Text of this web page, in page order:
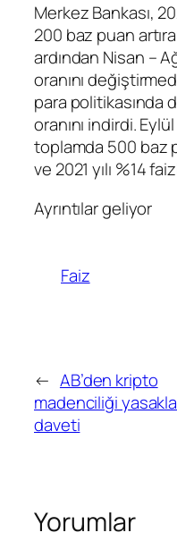
Merkez Bankası,
200 baz puan
ardından Nisan –
oranını
para politikasında
oranını indirdi.
toplamda 500 baz
ve 2021 yılı %14
Ayrıntılar geliyor
Faiz
← AB’den kripto
madenciliği
daveti
Yorumlar